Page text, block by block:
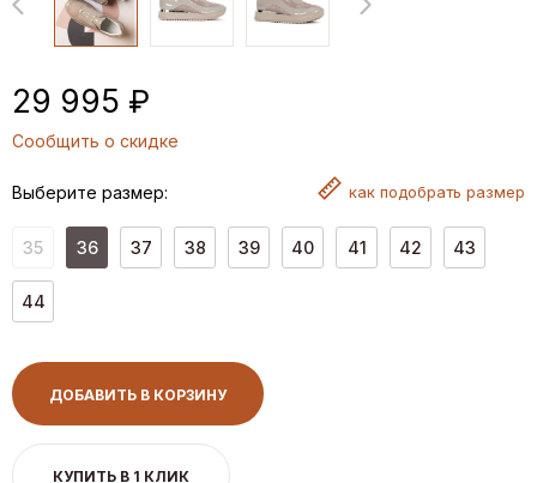
29 995 ₽
Сообщить о скидке
Выберите размер: как подобрать размер
35 36 37 38 39 40 41 42 43
44
ДОБАВИТЬ В КОРЗИНУ
КУПИТЬ В 1 КЛИК